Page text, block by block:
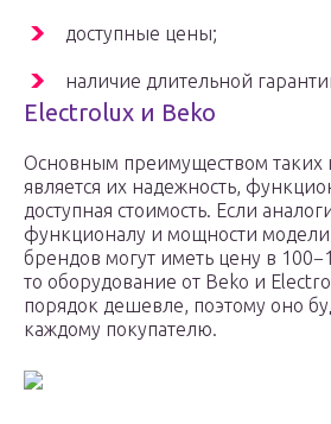
доступные цены;
наличие длительной
Electrolux и Beko
Основным преимуществом таких
является их надежность,
доступная стоимость. Если
функционалу и мощности модели
брендов могут иметь цену в
то оборудование от Beko и
порядок дешевле, поэтому оно
каждому покупателю.